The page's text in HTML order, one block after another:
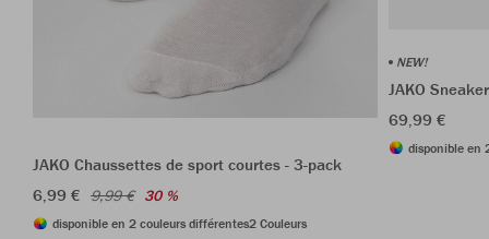
JAKO Chaussettes de sport courtes - 3-pack
6,99 € 9,99 € 30 %
disponible en 2 couleurs différentes2 Couleurs
NEW!
JAKO
69,99 €
disponible en